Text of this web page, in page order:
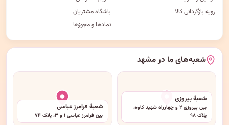
رویه بازگردانی کالا
باشگاه مشتریان
نمادها و مجوزها
شعبه‌های ما در مشهد
شعبهٔ پیروزی
بین پیروزی ۲ و چهارراه شهید کاوه،
پلاک ۹۸
شعبهٔ فرامرز عباسی
بین فرامرز عباسی ۱ و ۳، پلاک ۷۴